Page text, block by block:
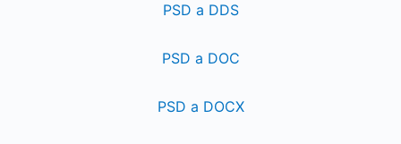
PSD a DDS
PSD a DOC
PSD a DOCX